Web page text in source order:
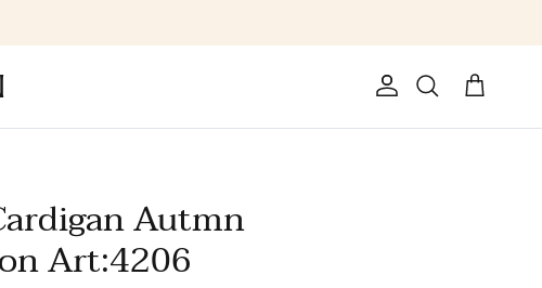
Konto Suchen
Autmn
Art:4206